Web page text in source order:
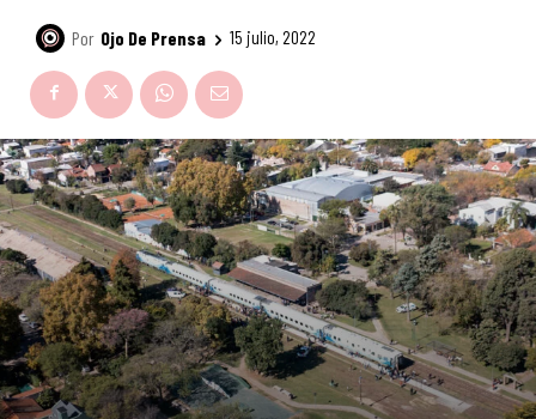
Por Ojo De Prensa 15 julio, 2022